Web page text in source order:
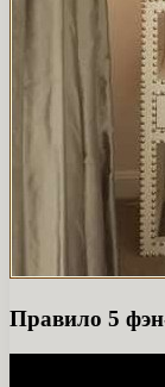
Правило 5